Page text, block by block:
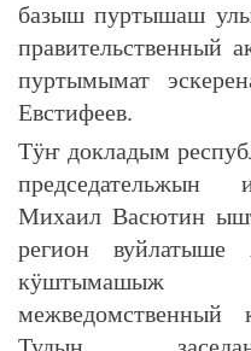
базыш пуртышаш
правительственный
пуртымымат
Евстифеев.
Тӱҥ докладым
Михаил Васютин
регион вуйлатыше
кӱштымашыж